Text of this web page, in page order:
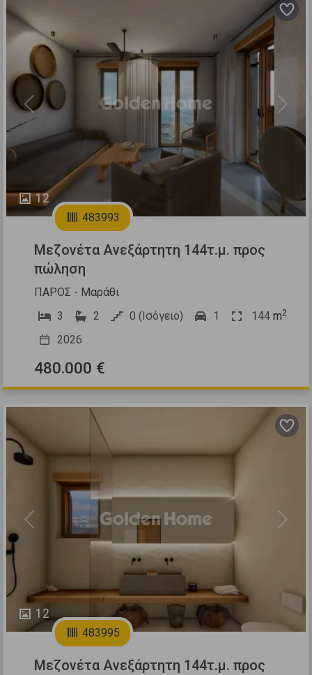
12
Previous Next
483993
Μεζονέτα Ανεξάρτητη 144τ.μ. προς
πώληση
ΠΑΡΟΣ - Μαράθι
3
2 0 (Ισόγειο) 1 144 m2
2026
480.000 €
12
Previous Next
483995
Μεζονέτα Ανεξάρτητη 144τ.μ. προς